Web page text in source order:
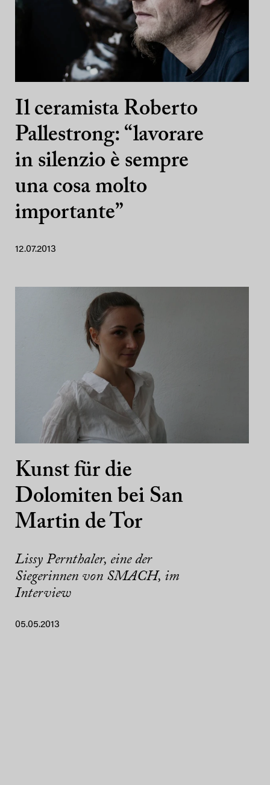
Il ceramista Roberto
Pallestrong: “lavorare
in silenzio è sempre
una cosa molto
importante”
12.07.2013
Kunst für die
Dolomiten bei San
Martin de Tor
Lissy Pernthaler, eine der
Siegerinnen von SMACH, im
Interview
05.05.2013